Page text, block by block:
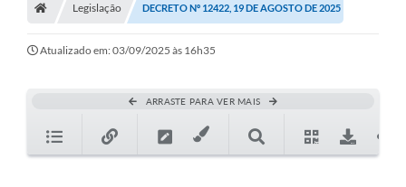
Legislação DECRETO Nº 12422, 19 DE AGOSTO DE 2025
Atualizado em: 03/09/2025 às 16h35
ARRASTE PARA VER MAIS